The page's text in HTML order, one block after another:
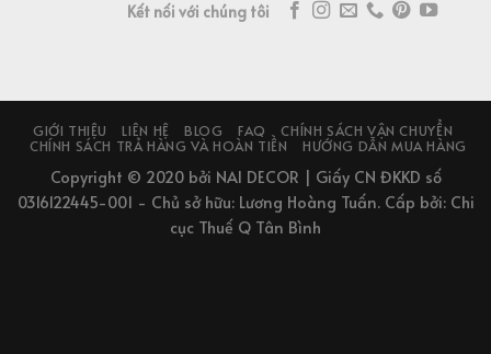
Kết nối với chúng tôi
GIỚI THIỆU LIÊN HỆ BLOG FAQ
CHÍNH SÁCH VẬN CHUYỂN
CHÍNH SÁCH TRẢ HÀNG VÀ HOÀN TIỀN
HƯỚNG DẪN MUA HÀNG
Copyright © 2020 bởi NAI DECOR | Giấy CN ĐKKD số
0316122445-001 - Chủ sở hữu: Lương Hoàng Tuấn. Cấp bởi: Chi
cục Thuế Q Tân Bình